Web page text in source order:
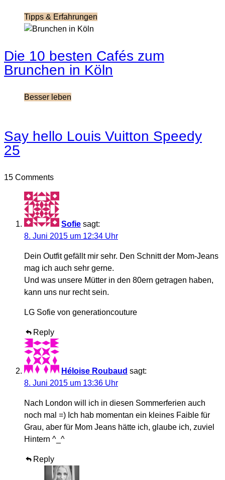
Tipps & Erfahrungen
Die 10 besten Cafés zum
Brunchen in Köln
Besser leben
Say hello Louis Vuitton Speedy
25
15 Comments
Sofie sagt:
8. Juni 2015 um 12:34 Uhr
Dein Outfit gefällt mir sehr. Den Schnitt der Mom-Jeans
mag ich auch sehr gerne.
Und was unsere Mütter in den 80ern getragen haben,
kann uns nur recht sein.
LG Sofie von generationcouture
Reply
Héloise Roubaud sagt:
8. Juni 2015 um 13:36 Uhr
Nach London will ich in diesen Sommerferien auch
noch mal =) Ich hab momentan ein kleines Faible für
Grau, aber für Mom Jeans hätte ich, glaube ich, zuviel
Hintern ^_^
Reply